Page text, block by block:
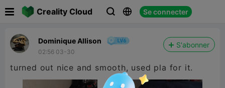
Creality Cloud   Se connecter
Dominique Allison
02:56 03-30
S'abonner
turned out nice and smooth, used pla for it.